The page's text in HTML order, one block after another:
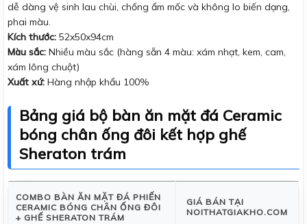
dễ dàng vệ sinh lau chùi, chống ẩm mốc và không lo biến dạng,
phai màu.
Kích thước: 52x50x94cm
Màu sắc: Nhiều màu sắc (hàng sẵn 4 màu: xám nhạt, kem, cam,
xám lông chuột)
Xuất xứ: Hàng nhập khẩu 100%
Bảng giá bộ bàn ăn mặt đá Ceramic
bóng chân ống đôi kết hợp ghế
Sheraton trám
COMBO BÀN ĂN MẶT ĐÁ PHIẾN
CERAMIC BÓNG CHÂN ỐNG ĐÔI
+ GHẾ SHERATON TRÁM
GIÁ BÁN TẠI
NOITHATGIAKHO.COM